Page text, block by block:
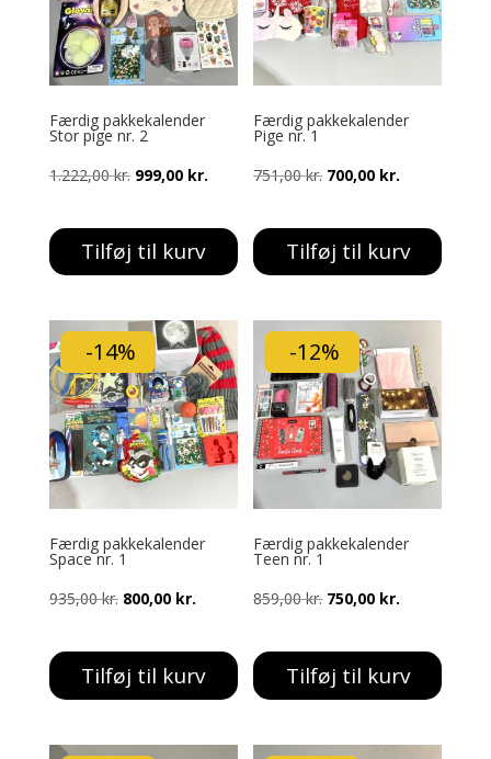
Færdig pakkekalender
Stor pige nr. 2
1.222,00kr. Den
pris
var:
999,00 kr.
pris
Tilføj til kurv
Færdig pakkekalender
Pige nr. 1
751,00kr. Den
pris
var:
700,00 kr.
pris
er:
Tilføj til kurv
-14%
Færdig pakkekalender
Space nr. 1
935,00kr. Den
pris
var:
800,00 kr.Den
pris
er:
Tilføj til kurv
-12%
Færdig pakkekalender
Teen nr. 1
859,00kr. Den
pris
var:
750,00 kr.
pris
er:
Tilføj til kurv